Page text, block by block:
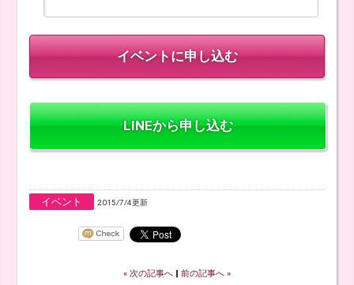
LINEから申し込む
イベント 2015/7/4更新
« 次の記事へ ‖ 前の記事へ »